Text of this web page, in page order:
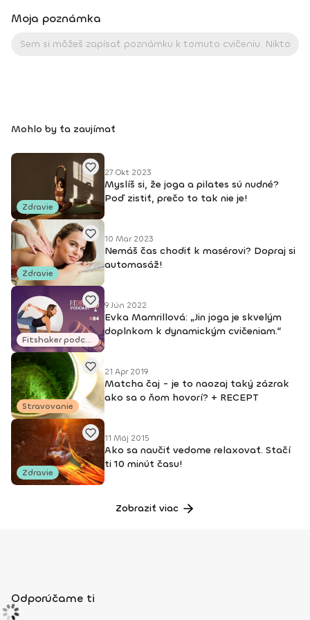
Moja poznámka
Mohlo by ťa zaujímať
Zdravie
27 Okt 2023
Myslíš si, že joga a pilates sú nudné?
Poď zistiť, prečo to tak nie je!
Zdravie
10 Mar 2023
Nemáš čas chodiť k masérovi? Dopraj si
automasáž!
Fitshaker podcasty
9 Jún 2022
Evka Mamrillová: „Jin joga je skvelým
doplnkom k dynamickým cvičeniam.“
Stravovanie
21 Apr 2019
Matcha čaj - je to naozaj taký zázrak
ako sa o ňom hovorí? + RECEPT
Zdravie
11 Máj 2015
Ako sa naučiť vedome relaxovať. Stačí
ti 10 minút času!
Zobraziť viac
Odporúčame ti